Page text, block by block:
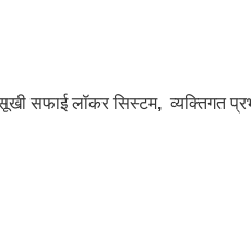
सफाई लॉकर सिस्टम,व्यक्तिगत